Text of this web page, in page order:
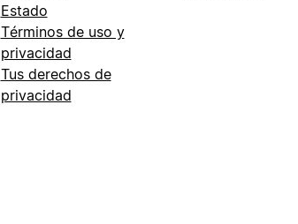
Estado
Términos de uso y
privacidad
Tus derechos de
privacidad